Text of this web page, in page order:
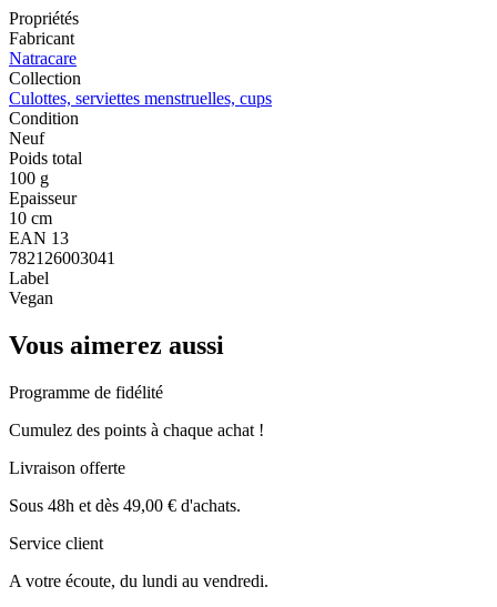
Propriétés
Fabricant
Natracare
Collection
Culottes, serviettes menstruelles, cups
Condition
Neuf
Poids total
100 g
Epaisseur
10 cm
EAN 13
782126003041
Label
Vegan
Vous aimerez aussi
Programme de fidélité
Cumulez des points à chaque achat !
Livraison offerte
Sous 48h et dès 49,00 € d'achats.
Service client
A votre écoute, du lundi au vendredi.